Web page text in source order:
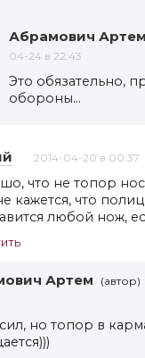
Абрамович Артем
04-24 в 22:43
Это обязательно,
обороны…
2014-04-20 в 00:37
что не топор
кажется, что
любой нож,
Артем (автор)
но топор в